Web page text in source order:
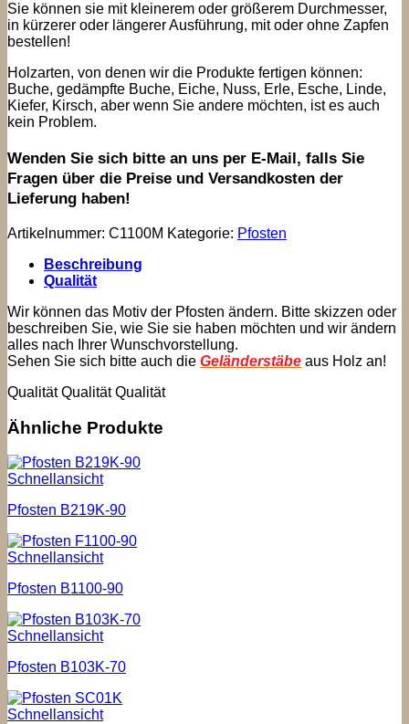
Sie können sie mit kleinerem oder größerem Durchmesser,
in kürzerer oder längerer Ausführung, mit oder ohne Zapfen
bestellen!
Holzarten, von denen wir die Produkte fertigen können:
Buche, gedämpfte Buche, Eiche, Nuss, Erle, Esche, Linde,
Kiefer, Kirsch, aber wenn Sie andere möchten, ist es auch
kein Problem.
Wenden Sie sich bitte an uns per E-Mail, falls Sie
Fragen über die Preise und Versandkosten der
Lieferung haben!
Artikelnummer: C1100M Kategorie: Pfosten
Beschreibung
Qualität
Wir können das Motiv der Pfosten ändern. Bitte skizzen oder
beschreiben Sie, wie Sie sie haben möchten und wir ändern
alles nach Ihrer Wunschvorstellung.
Sehen Sie sich bitte auch die Geländerstäbe aus Holz an!
Qualität Qualität Qualität
Ähnliche Produkte
Schnellansicht
Pfosten B219K-90
Schnellansicht
Pfosten B1100-90
Schnellansicht
Pfosten B103K-70
Schnellansicht